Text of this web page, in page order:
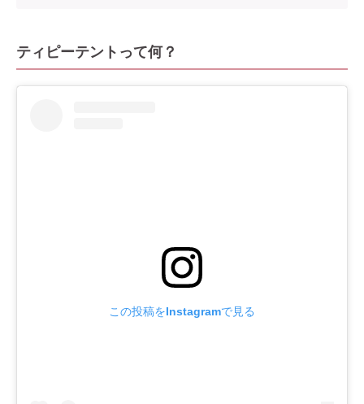
ティピーテントって何？
この投稿をInstagramで見る